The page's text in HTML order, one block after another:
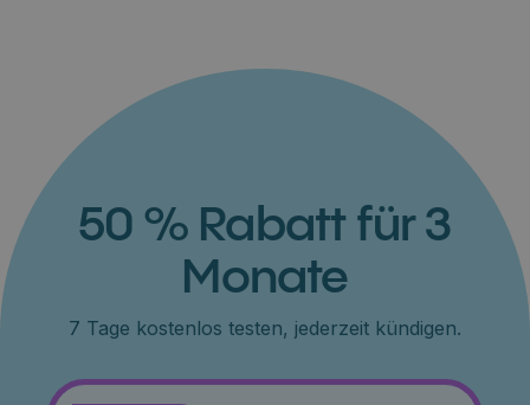
50 % Rabatt für 3
Monate
7 Tage kostenlos testen, jederzeit kündigen.